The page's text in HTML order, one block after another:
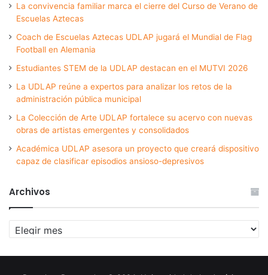
La convivencia familiar marca el cierre del Curso de Verano de
Escuelas Aztecas
Coach de Escuelas Aztecas UDLAP jugará el Mundial de Flag
Football en Alemania
Estudiantes STEM de la UDLAP destacan en el MUTVI 2026
La UDLAP reúne a expertos para analizar los retos de la
administración pública municipal
La Colección de Arte UDLAP fortalece su acervo con nuevas
obras de artistas emergentes y consolidados
Académica UDLAP asesora un proyecto que creará dispositivo
capaz de clasificar episodios ansioso-depresivos
Archivos
Archivos